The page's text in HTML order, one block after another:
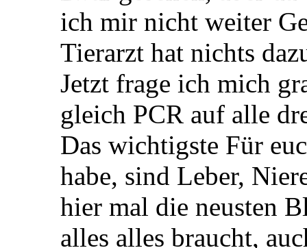
ich mir nicht weiter
Tierarzt hat nichts
Jetzt frage ich mich
gleich PCR auf alle
Das wichtigste Für
habe, sind Leber,
hier mal die neusten
alles alles braucht,